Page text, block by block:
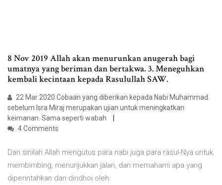
8 Nov 2019 Allah akan menurunkan anugerah bagi
umatnya yang beriman dan bertakwa. 3. Meneguhkan
kembali kecintaan kepada Rasulullah SAW.
22 Mar 2020 Cobaan yang diberikan kepada Nabi Muhammad
sebelum Isra Miraj merupakan ujian untuk meningkatkan
keimanan. Sama seperti wabah
4 Comments
Dari sinilah Allah mengutus para nabi juga para rasul-Nya untuk
membimbing, menunjukkan jalan, dan memahami apa yang
diperintahkan dan diridhoi oleh